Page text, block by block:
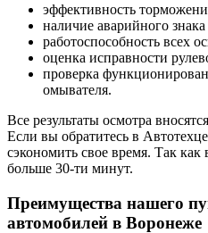
эффективность
наличие аварийного
работоспособность всех
оценка исправности
проверка
омывателя.
Все результаты осмотра
Если вы обратитесь в
сэкономить свое время. Так как
больше 30-ти минут.
Преимущества нашего
автомобилей в Воронеже